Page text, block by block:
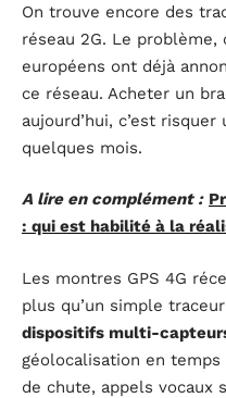
On trouve encore des
réseau 2G. Le problème,
européens ont déjà
ce réseau. Acheter un
aujourd’hui, c’est
quelques mois.
A lire en complément :
: qui est habilité à la
Les montres GPS 4G
plus qu’un simple
dispositifs multi-
géolocalisation en
de chute, appels vocaux